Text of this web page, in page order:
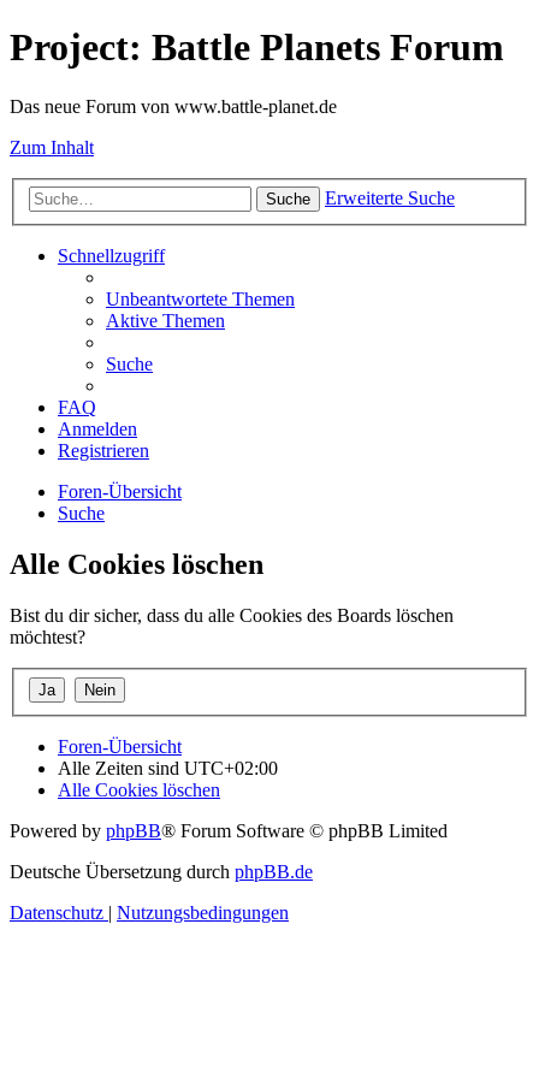
Project: Battle Planets Forum
Das neue Forum von www.battle-planet.de
Zum Inhalt
Suche Erweiterte Suche
Schnellzugriff
Unbeantwortete Themen
Aktive Themen
Suche
FAQ
Anmelden
Registrieren
Foren-Übersicht
Suche
Alle Cookies löschen
Bist du dir sicher, dass du alle Cookies des Boards löschen
möchtest?
Foren-Übersicht
Alle Zeiten sind UTC+02:00
Alle Cookies löschen
Powered by phpBB® Forum Software © phpBB Limited
Deutsche Übersetzung durch phpBB.de
Datenschutz | Nutzungsbedingungen